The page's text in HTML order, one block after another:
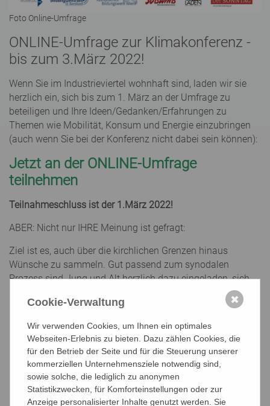
Foto Online-Umfrage
ONLINE-Umfrage zur Klimakonferenz -
bis zum 3.März 2022!
Wenn Sie im Industrieviertel wohnhaft sind, laden wir sie
herzlich ein, sich bis zum 1. März an der Umfrage zu
beteiligen und Ihre Ideen/Gedanken/Erfahrungen zu
Themen wie Mobilität, Konsum und Energie einzubringen
(auch wenn Sie bei der Konferenz nicht dabei sein können):
Jetzt an der ONLINE-Umfrage
teilnehmen
Teilnahmeschluss ist der 1.März 2022!
ABER: Nicht nur IHRE Meinung ist gefragt:
Ziel ist es, auch über die kirchlichen Grenzen hinaus
Wünsche zu sammeln. Gut passend zum synodalen
Prozess sind Jung und Alt herzlich dazu eingeladen, sich
Pfarre weiter!
Bei der Industrieviertel-Klimakonferenz am 18.3. in Wiener
Neustadt wollen wir dann vom Reden ins Tun kommen und
uns von den Wünschen aus der Umfrage inspirieren lassen,
um gemeinsam regionale Klimaschutz-Projekte zu starten.
Cookie-Verwaltung
Wir verwenden Cookies, um Ihnen ein optimales
Webseiten-Erlebnis zu bieten. Dazu zählen Cookies, die
für den Betrieb der Seite und für die Steuerung unserer
kommerziellen Unternehmensziele notwendig sind,
sowie solche, die lediglich zu anonymen
Statistikzwecken, für Komforteinstellungen oder zur
Anzeige personalisierter Inhalte genutzt werden. Sie
✖